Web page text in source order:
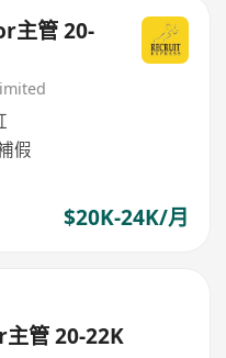
主管 20-
假
$20K-24K/月
管 20-22K